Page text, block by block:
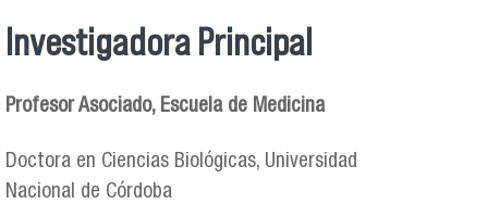
Investigadora Principal
Profesor Asociado, Escuela de Medicina
Doctora en Ciencias Biológicas, Universidad
Nacional de Córdoba